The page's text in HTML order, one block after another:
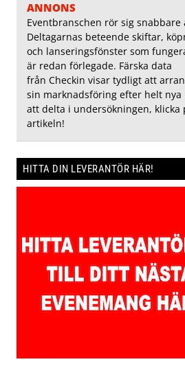
ANNONS
Eventbranschen rör sig snabbare
Deltagarnas beteende skiftar,
och lanseringsfönster som
är redan förlegade. Färska data
från Checkin visar tydligt att
sin marknadsföring efter helt
att delta i undersökningen, klicka
artikeln!
HITTA DIN LEVERANTÖR HÄR!